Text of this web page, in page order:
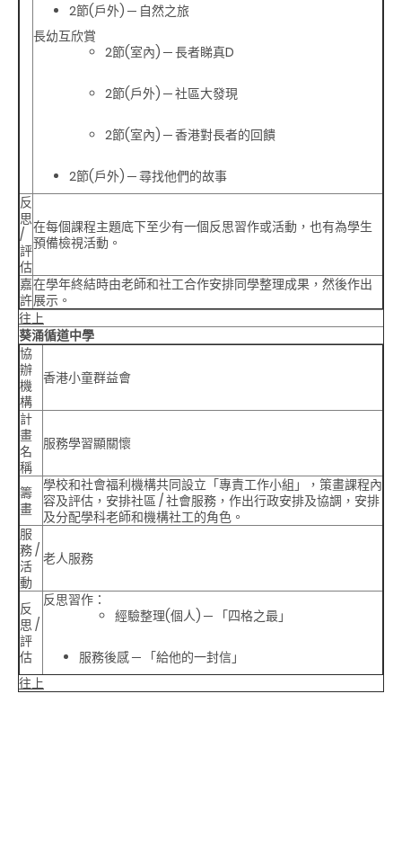
2節(戶外) ─ 自然之旅
長幼互欣賞
2節(室內) ─ 長者睇真D
2節(戶外) ─ 社區大發現
2節(室內) ─ 香港對長者的回饋
2節(戶外) ─ 尋找他們的故事
反
思
/
評
估
在每個課程主題底下至少有一個反思習作或活動，也有為學生
預備檢視活動。
嘉
許
在學年終結時由老師和社工合作安排同學整理成果，然後作出
展示。
往上
葵涌循道中學
協
辦
機
構
香港小童群益會
計
畫
名
稱
服務學習顯關懷
籌
畫
學校和社會福利機構共同設立「專責工作小組」，策畫課程內
容及評估，安排社區 / 社會服務，作出行政安排及協調，安排
及分配學科老師和機構社工的角色。
服
務 /
活
動
老人服務
反
思 /
評
估
反思習作：
經驗整理(個人) ─ 「四格之最」
服務後感 ─ 「給他的一封信」
往上